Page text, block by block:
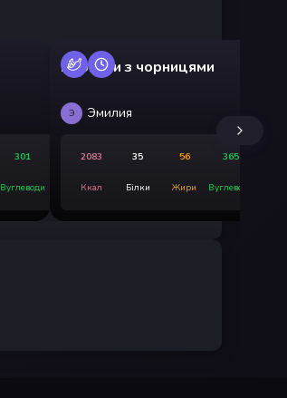
301
Вуглеводи
Пиріжки з чорницями
Э Эмилия
2083
Ккал
35
Білки
56
Жири
365
Вуглеводи